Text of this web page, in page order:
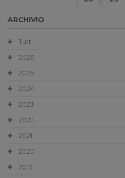
ARCHIVIO
Tutti
2026
2025
2024
2023
2022
2021
2020
2019